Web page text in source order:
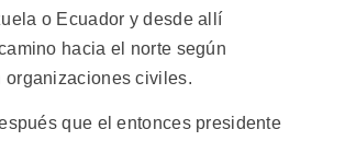
o Ecuador y desde allí
hacia el norte según
organizaciones civiles.
que el entonces presidente